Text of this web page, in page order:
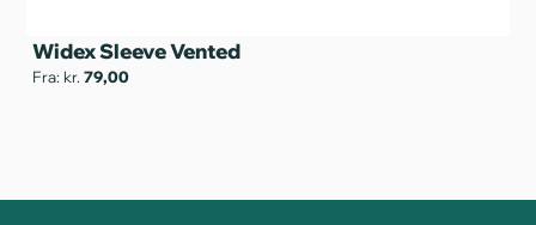
Widex Sleeve Vented
Fra: kr.79,00